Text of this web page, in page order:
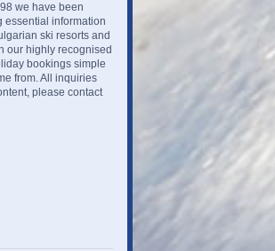
we have been
essential information
ski resorts and
our highly recognised
bookings simple
from. All inquiries
please contact